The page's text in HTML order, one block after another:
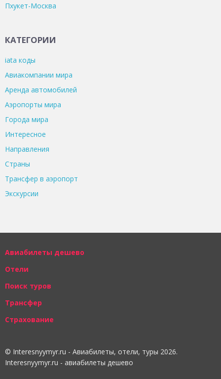
Пхукет-Москва
КАТЕГОРИИ
iata коды
Авиакомпании мира
Аренда автомобилей
Аэропорты мира
Города мира
Интересное
Направления
Страны
Трансфер в аэропорт
Экскурсии
Авиабилеты дешево
Отели
Поиск туров
Трансфер
Страхование
© Interesnyymyr.ru - Авиабилеты, отели, туры 2026.
Interesnyymyr.ru - авиабилеты дешево